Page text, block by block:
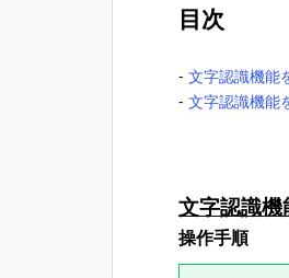
目次
- 文字認識機能
- 文字認識機能
文字認識機
操作手順